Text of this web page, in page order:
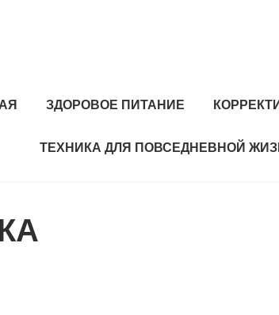
ЗДОРОВОЕ ПИТАНИЕ
ТЕХНИКА ДЛЯ ПОВСЕДНЕВНОЙ